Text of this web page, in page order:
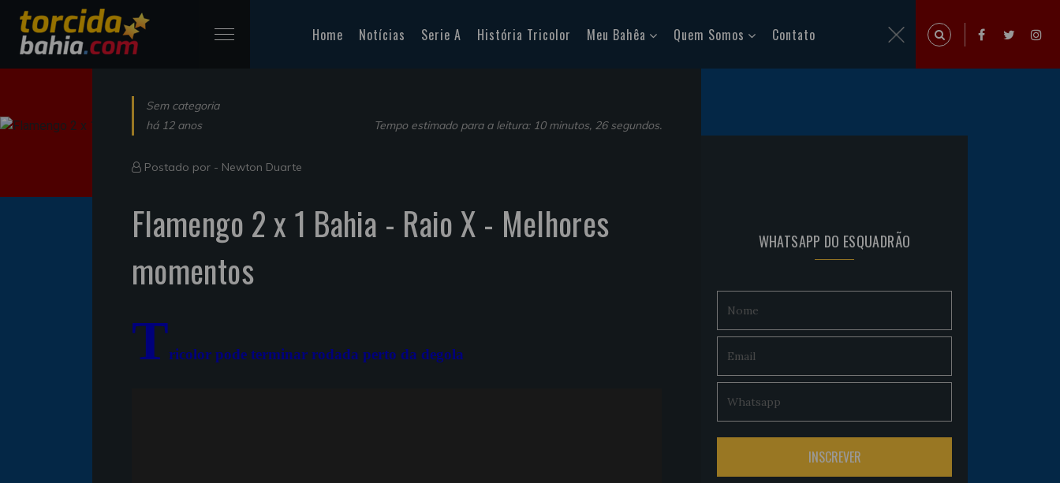
Home Notícias Serie A História Tricolor Meu Bahêa Quem Somos Contato
Sem categoria
há 12 anos
Tempo estimado para a leitura: 10 minutos, 26 segundos.
Postado por - Newton Duarte
Flamengo 2 x 1 Bahia - Raio X - Melhores
momentos
Tricolor pode terminar rodada perto da degola
WHATSAPP DO ESQUADRÃO